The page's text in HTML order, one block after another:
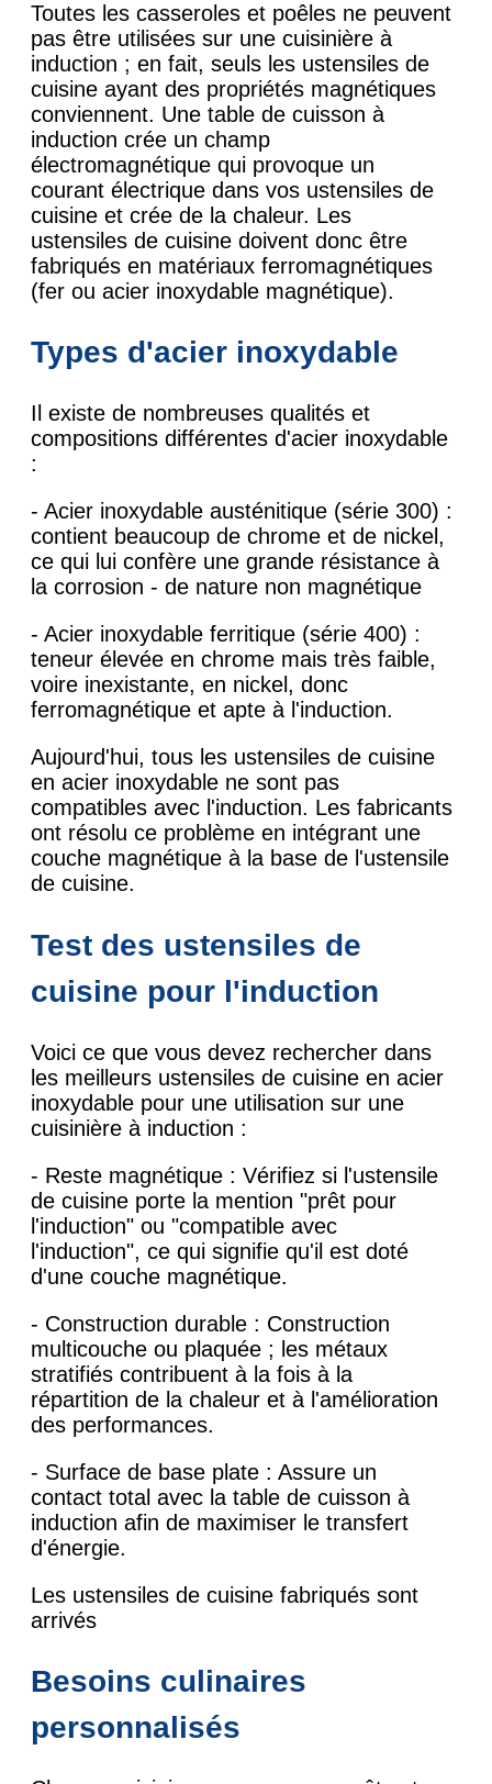
Toutes les casseroles et poêles ne peuvent
pas être utilisées sur une cuisinière à
induction ; en fait, seuls les ustensiles de
cuisine ayant des propriétés magnétiques
conviennent. Une table de cuisson à
induction crée un champ
électromagnétique qui provoque un
courant électrique dans vos ustensiles de
cuisine et crée de la chaleur. Les
ustensiles de cuisine doivent donc être
fabriqués en matériaux ferromagnétiques
(fer ou acier inoxydable magnétique).
Types d'acier inoxydable
Il existe de nombreuses qualités et
compositions différentes d'acier inoxydable
:
- Acier inoxydable austénitique (série 300) :
contient beaucoup de chrome et de nickel,
ce qui lui confère une grande résistance à
la corrosion - de nature non magnétique
- Acier inoxydable ferritique (série 400) :
teneur élevée en chrome mais très faible,
voire inexistante, en nickel, donc
ferromagnétique et apte à l'induction.
Aujourd'hui, tous les ustensiles de cuisine
en acier inoxydable ne sont pas
compatibles avec l'induction. Les fabricants
ont résolu ce problème en intégrant une
couche magnétique à la base de l'ustensile
de cuisine.
Test des ustensiles de
cuisine pour l'induction
Voici ce que vous devez rechercher dans
les meilleurs ustensiles de cuisine en acier
inoxydable pour une utilisation sur une
cuisinière à induction :
- Reste magnétique : Vérifiez si l'ustensile
de cuisine porte la mention "prêt pour
l'induction" ou "compatible avec
l'induction", ce qui signifie qu'il est doté
d'une couche magnétique.
- Construction durable : Construction
multicouche ou plaquée ; les métaux
stratifiés contribuent à la fois à la
répartition de la chaleur et à l'amélioration
des performances.
- Surface de base plate : Assure un
contact total avec la table de cuisson à
induction afin de maximiser le transfert
d'énergie.
Les ustensiles de cuisine fabriqués sont
arrivés
Besoins culinaires
personnalisés